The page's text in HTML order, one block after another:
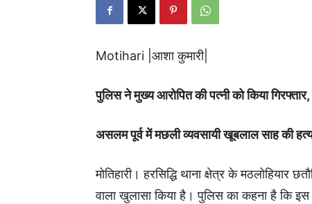
Motihari |आशा कुमारी|
पुलिस ने मुख्य आरोपित की पत्नी को किया
असलम पूर्व में मछली व्यवसायी खूबलाल साह की
मोतिहारी। हरसिद्धि थाना क्षेत्र के
वाला खुलासा किया है। पुलिस का कहना है कि